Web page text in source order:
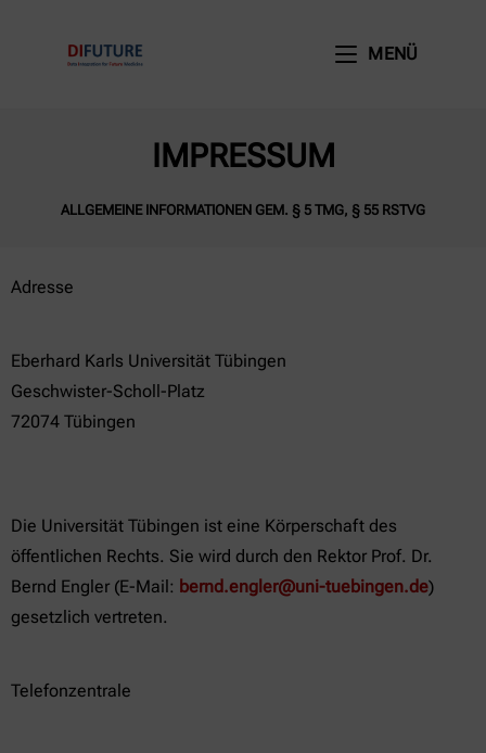
MENÜ
IMPRESSUM
ALLGEMEINE INFORMATIONEN GEM. § 5 TMG, § 55 RSTVG
Adresse
Eberhard Karls Universität Tübingen
Geschwister-Scholl-Platz
72074 Tübingen
Die Universität Tübingen ist eine Körperschaft des
öffentlichen Rechts. Sie wird durch den Rektor Prof. Dr.
Bernd Engler (E-Mail: bernd.engler@uni-tuebingen.de)
gesetzlich vertreten.
Telefonzentrale